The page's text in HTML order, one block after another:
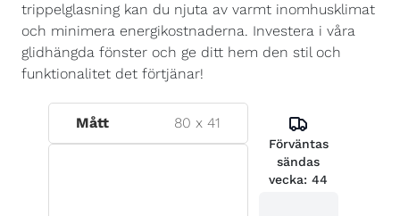
trippelglasning kan du njuta av varmt inomhusklimat
och minimera energikostnaderna. Investera i våra
glidhängda fönster och ge ditt hem den stil och
funktionalitet det förtjänar!
Mått 80 x41
Förväntas
sändas
vecka: 44